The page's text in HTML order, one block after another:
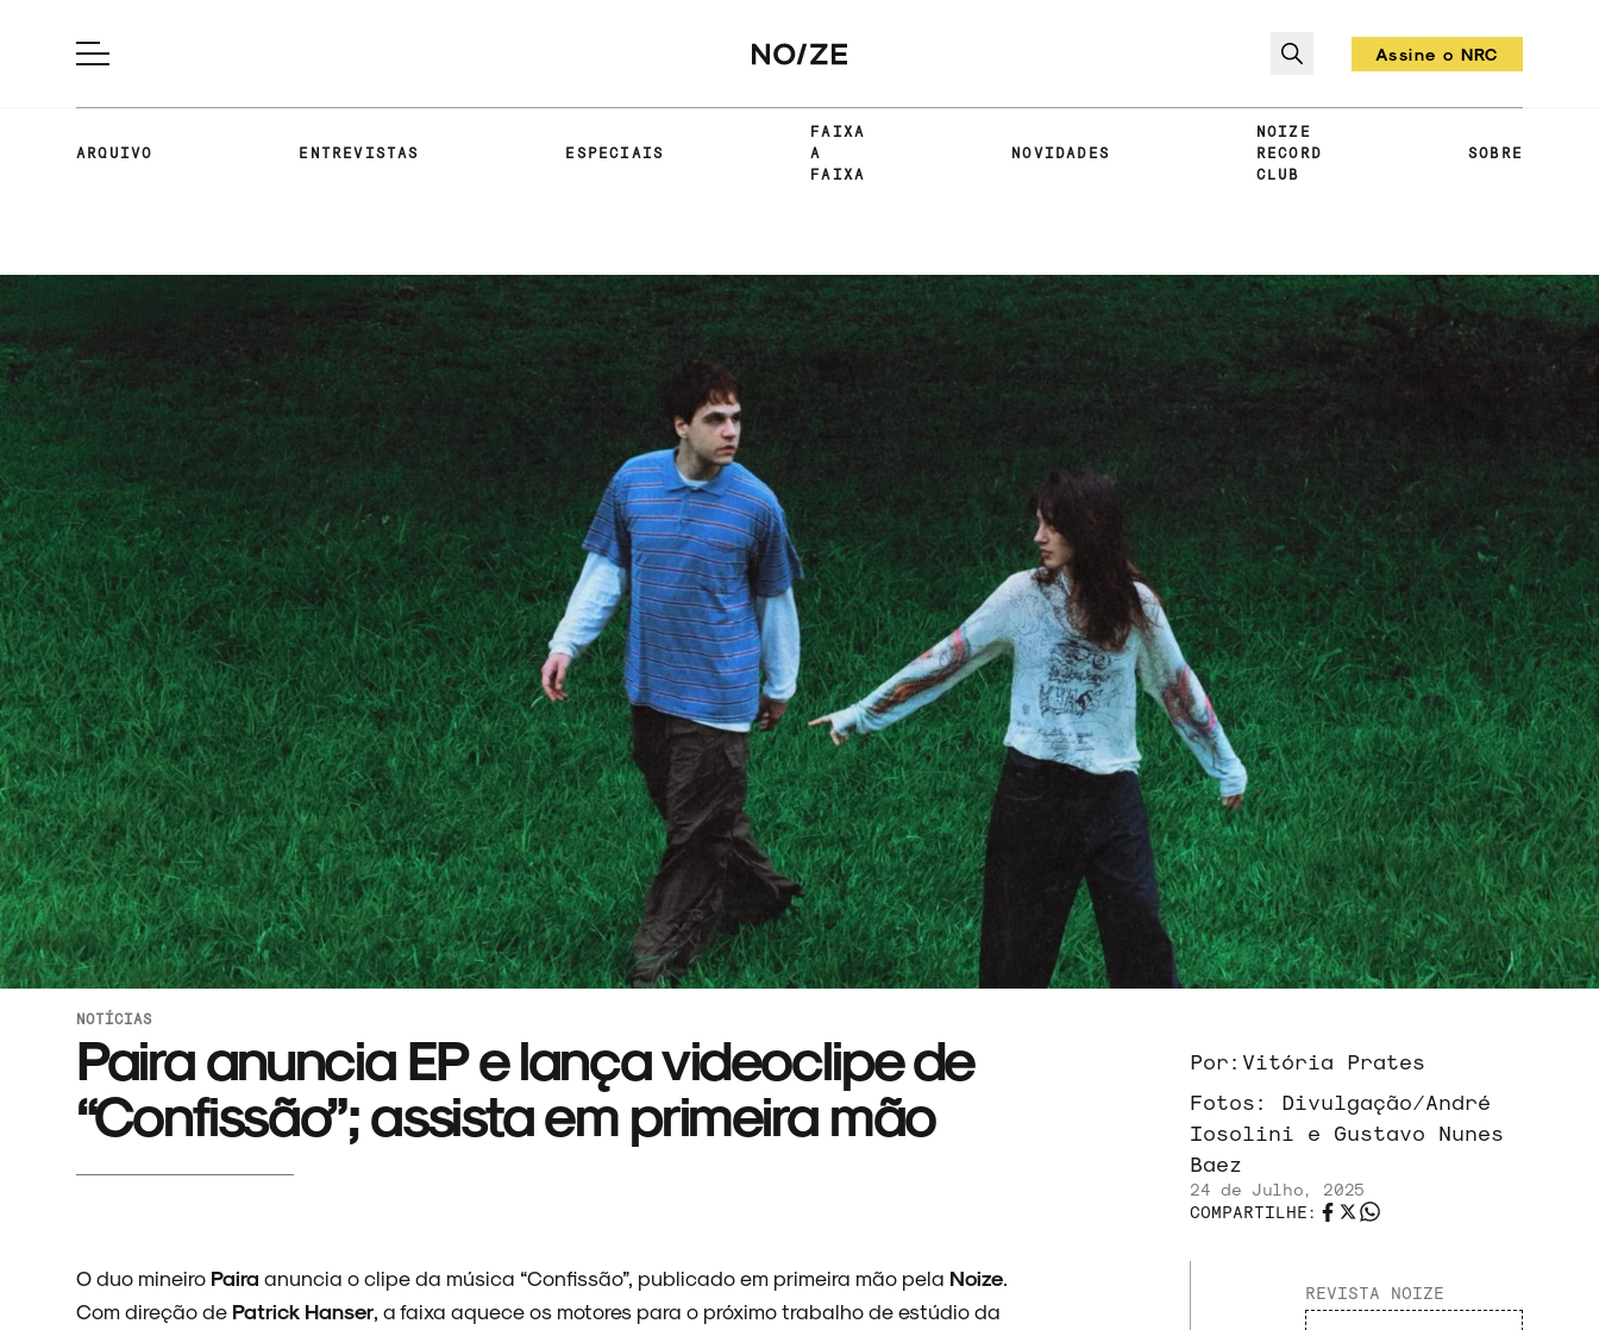
Assine o NRC
ARQUIVO ENTREVISTAS ESPECIAIS
FAIXA
A
FAIXA
NOVIDADES
NOIZE
RECORD
CLUB
SOBRE
NOTÍCIAS
Paira anuncia EP e lança videoclipe de
“Confissão”; assista em primeira mão
Por: Vitória Prates
Fotos: Divulgação/André
Iosolini e Gustavo Nunes
Baez
24 de Julho, 2025
COMPARTILHE:
O duo mineiro Paira anuncia o clipe da música “Confissão”, publicado em primeira mão pela Noize
Com direção de Patrick Hanser , a faixa aquece os motores para o próximo trabalho de estúdio da
REVISTA NOIZE